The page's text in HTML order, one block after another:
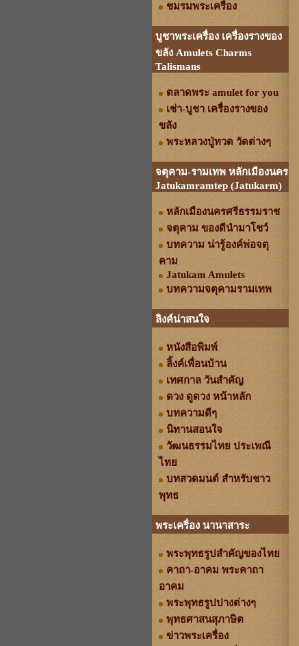
ชมรมพระเครื่อง
บูชาพระเครื่อง เครื่องรางของ
ขลัง Amulets Charms
Talismans
ตลาดพระ amulet for you
เช่า-บูชา เครื่องรางของ
ขลัง
พระหลวงปู่ทวด วัดต่างๆ
จตุคาม-รามเทพ หลักเมืองนคร
Jatukamramtep (Jatukarm)
หลักเมืองนครศรีธรรมราช
จตุคาม ของดีนำมาโชว์
บทความ น่ารู้องค์พ่อจตุ
คาม
Jatukam Amulets
บทความจตุคามรามเทพ
ลิงค์น่าสนใจ
หนังสือพิมพ์
ลิ้งค์เพื่อนบ้าน
เทศกาล วันสำคัญ
ดวง ดูดวง หน้าหลัก
บทความดีๆ
นิทานสอนใจ
วัฒนธรรมไทย ประเพณี
ไทย
บทสวดมนต์ สำหรับชาว
พุทธ
พระเครื่อง นานาสาระ
พระพุทธรูปสำคัญของไทย
คาถา-อาคม พระคาถา
อาคม
พระพุทธรูปปางต่างๆ
พุทธศาสนสุภาษิต
ข่าวพระเครื่อง